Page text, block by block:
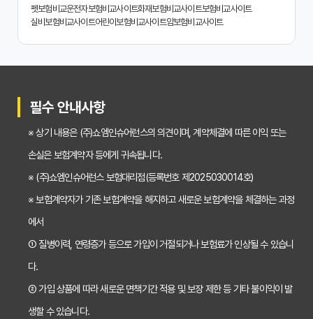
치아보험 비교사이트 똑똑하게 활용하는 3가지 꿀팁
치아보험 비교사이트 선택 전 반드시 알아야 할 5가지 핵심 질문
임플란트, 크라운 치료비 부담? 치아보험 비교사이트 활용법 및 보장꿀팁
2026년 치아보험, 가격 vs 보장! 비교 분석으로 나에게 딱 맞는 보험 찾기
치아보험 비교사이트 활용법: 숨겨진 보장까지 꼼꼼하게 찾는 꿀팁
펫보험비교운전자보험비교사이트화재보험비교사이트보험비교사이트
실비보험비교사이트어린이보험비교사이트암보험비교사이트
필수 안내사항
※ 상기 내용은 (주)쇼엠인슈어런스의 의견이며, 계약체결에 따른 이익 또는
손실은 보험계약자 등에게 귀속됩니다.
※ (주)쇼엠인슈어런스 보험대리점(등록번호 제2025030014호)
※ 보험계약자가 기존 보험계약을 해지하고 새로운 보험계약을 체결하는 과정
에서
① 질병이력, 연령증가 등으로 가입이 거절되거나 보험료가 인상될 수 있습니
다.
② 가입 상품에 따라 새로운 면책기간 적용 및 보장 제한 등 기타 불이익이 발
생할 수 있습니다.